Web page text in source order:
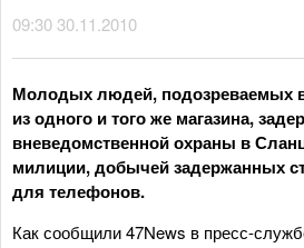
09:30 30.11.2010
Молодых людей, подозреваемых
из одного и того же магазина,
вневедомственной охраны в
милиции, добычей задержанных
для телефонов.
Как сообщили 47News в пресс-